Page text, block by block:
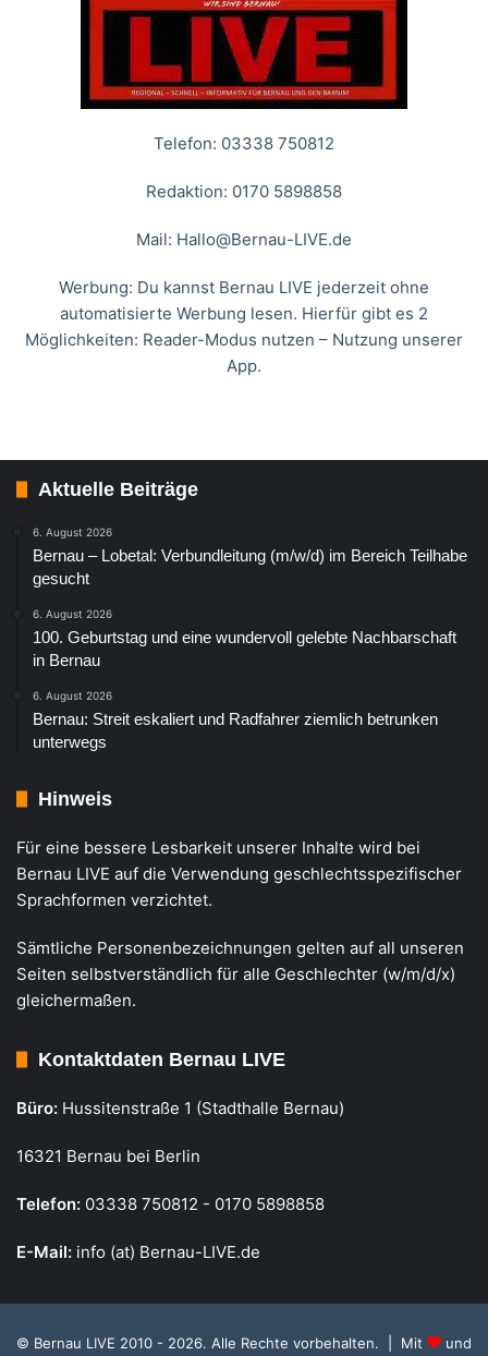
Telefon: 03338 750812
Redaktion: 0170 5898858
Mail: Hallo@Bernau-LIVE.de
Werbung: Du kannst Bernau LIVE jederzeit ohne
automatisierte Werbung lesen. Hierfür gibt es 2
Möglichkeiten: Reader-Modus nutzen – Nutzung unserer
App.
Aktuelle Beiträge
6. August 2026
Bernau – Lobetal: Verbundleitung (m/w/d) im Bereich Teilhabe
gesucht
6. August 2026
100. Geburtstag und eine wundervoll gelebte Nachbarschaft
in Bernau
6. August 2026
Bernau: Streit eskaliert und Radfahrer ziemlich betrunken
unterwegs
Hinweis
Für eine bessere Lesbarkeit unserer Inhalte wird bei
Bernau LIVE auf die Verwendung geschlechtsspezifischer
Sprachformen verzichtet.
Sämtliche Personenbezeichnungen gelten auf all unseren
Seiten selbstverständlich für alle Geschlechter (w/m/d/x)
gleichermaßen.
Kontaktdaten Bernau LIVE
Büro: Hussitenstraße 1 (Stadthalle Bernau)
16321 Bernau bei Berlin
Telefon: 03338 750812 - 0170 5898858
E-Mail: info (at) Bernau-LIVE.de
© Bernau LIVE 2010 - 2026. Alle Rechte vorbehalten. | Mit und